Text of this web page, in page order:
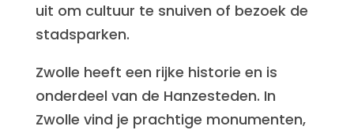
uit om cultuur te snuiven of bezoek de
stadsparken.
Zwolle heeft een rijke historie en is
onderdeel van de Hanzesteden. In
Zwolle vind je prachtige monumenten,